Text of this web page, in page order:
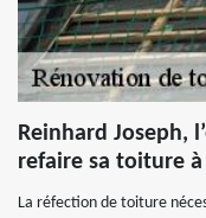
Reinhard Joseph,
refaire sa toiture à
La réfection de toiture